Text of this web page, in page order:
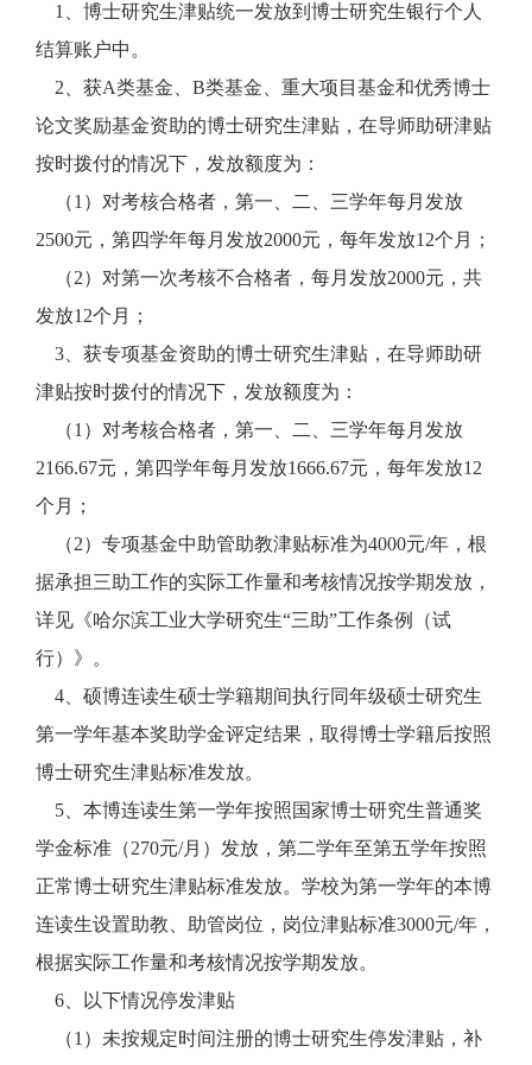
1、博士研究生津贴统一发放到博士研究生银行个人
结算账户中。
2、获A类基金、B类基金、重大项目基金和优秀博士
论文奖励基金资助的博士研究生津贴，在导师助研津贴
按时拨付的情况下，发放额度为：
（1）对考核合格者，第一、二、三学年每月发放
2500元，第四学年每月发放2000元，每年发放12个月；
（2）对第一次考核不合格者，每月发放2000元，共
发放12个月；
3、获专项基金资助的博士研究生津贴，在导师助研
津贴按时拨付的情况下，发放额度为：
（1）对考核合格者，第一、二、三学年每月发放
2166.67元，第四学年每月发放1666.67元，每年发放12
个月；
（2）专项基金中助管助教津贴标准为4000元/年，根
据承担三助工作的实际工作量和考核情况按学期发放，
详见《哈尔滨工业大学研究生“三助”工作条例（试
行）》。
4、硕博连读生硕士学籍期间执行同年级硕士研究生
第一学年基本奖助学金评定结果，取得博士学籍后按照
博士研究生津贴标准发放。
5、本博连读生第一学年按照国家博士研究生普通奖
学金标准（270元/月）发放，第二学年至第五学年按照
正常博士研究生津贴标准发放。学校为第一学年的本博
连读生设置助教、助管岗位，岗位津贴标准3000元/年，
根据实际工作量和考核情况按学期发放。
6、以下情况停发津贴
（1）未按规定时间注册的博士研究生停发津贴，补